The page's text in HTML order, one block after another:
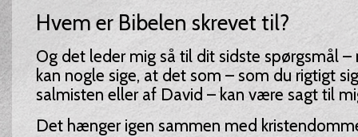
Hvem er Bibelen skrevet til?
Og det leder mig så til dit sidste spørgsmål –
kan nogle sige, at det som – som du rigtigt
salmisten eller af David – kan være sagt til
Det hænger igen sammen med